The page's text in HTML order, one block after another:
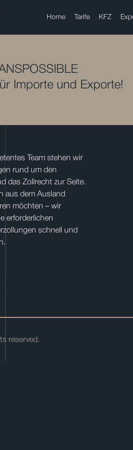
Home Tarife KFZ
Importe und Exporte!
Team stehen wir
rund um den
das Zollrecht zur Seite.
aus dem Ausland
möchten – wir
erforderlichen
schnell und
reserved.